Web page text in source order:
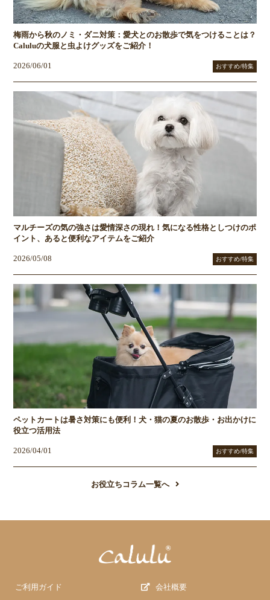
梅雨から秋のノミ・ダニ対策：愛犬とのお散歩で気をつけることは？
Caluluの犬服と虫よけグッズをご紹介！
2026/06/01 おすすめ/特集
マルチーズの気の強さは愛情深さの現れ！気になる性格としつけのポ
イント、あると便利なアイテムをご紹介
2026/05/08 おすすめ/特集
ペットカートは暑さ対策にも便利！犬・猫の夏のお散歩・お出かけに
役立つ活用法
2026/04/01 おすすめ/特集
お役立ちコラム一覧へ
ご利用ガイド 会社概要